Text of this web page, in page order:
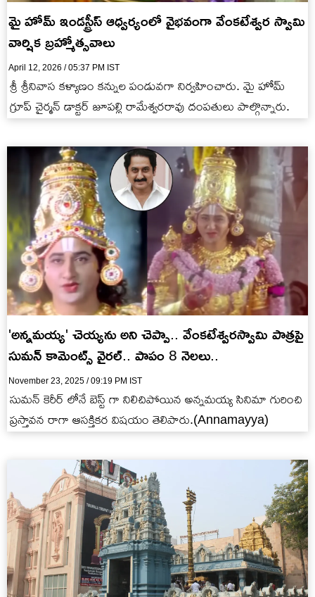
మై హోమ్ ఇండస్ట్రీస్‌ ఆధ్వర్యంలో వైభవంగా వేంకటేశ్వర స్వామి
వార్షిక బ్రహ్మోత్సవాలు
April 12, 2026 / 05:37 PM IST
శ్రీ శ్రీనివాస కళ్యాణం కన్నుల పండువగా నిర్వహించారు. మై హోమ్
గ్రూప్ చైర్మన్ డాక్టర్ జూపల్లి రామేశ్వరరావు దంపతులు పాల్గొన్నారు.
'అన్నమయ్య' చెయ్యను అని చెప్పా.. వేంకటేశ్వరస్వామి పాత్రపై
సుమన్ కామెంట్స్ వైరల్.. పాపం 8 నెలలు..
November 23, 2025 / 09:19 PM IST
సుమన్ కెరీర్ లోనే బెస్ట్ గా నిలిచిపోయిన అన్నమయ్య సినిమా గురించి
ప్రస్తావన రాగా ఆసక్తికర విషయం తెలిపారు.(Annamayya)